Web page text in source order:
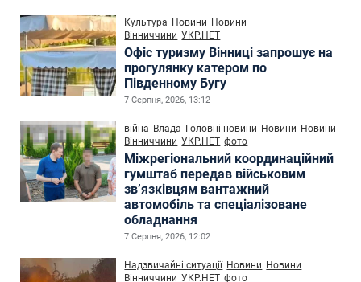
Культура Новини Новини
Вінниччини УКР.НЕТ
Офіс туризму Вінниці запрошує на
прогулянку катером по
Південному Бугу
7 Серпня, 2026, 13:12
війна Влада Головні новини Новини Новини
Вінниччини УКР.НЕТ фото
Міжрегіональний координаційний
гумштаб передав військовим
зв’язківцям вантажний
автомобіль та спеціалізоване
обладнання
7 Серпня, 2026, 12:02
Надзвичайні ситуації Новини Новини
Вінниччини УКР.НЕТ фото